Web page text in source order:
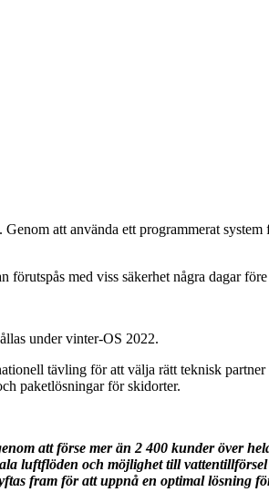
att använda ett programmerat
med viss säkerhet några dagar
under vinter-OS 2022.
tävling för att välja rätt teknisk
paketlösningar för skidorter.
att förse mer än 2 400 kunder över
luftflöden och möjlighet till vattentillförsel
fram för att uppnå en optimal lösning